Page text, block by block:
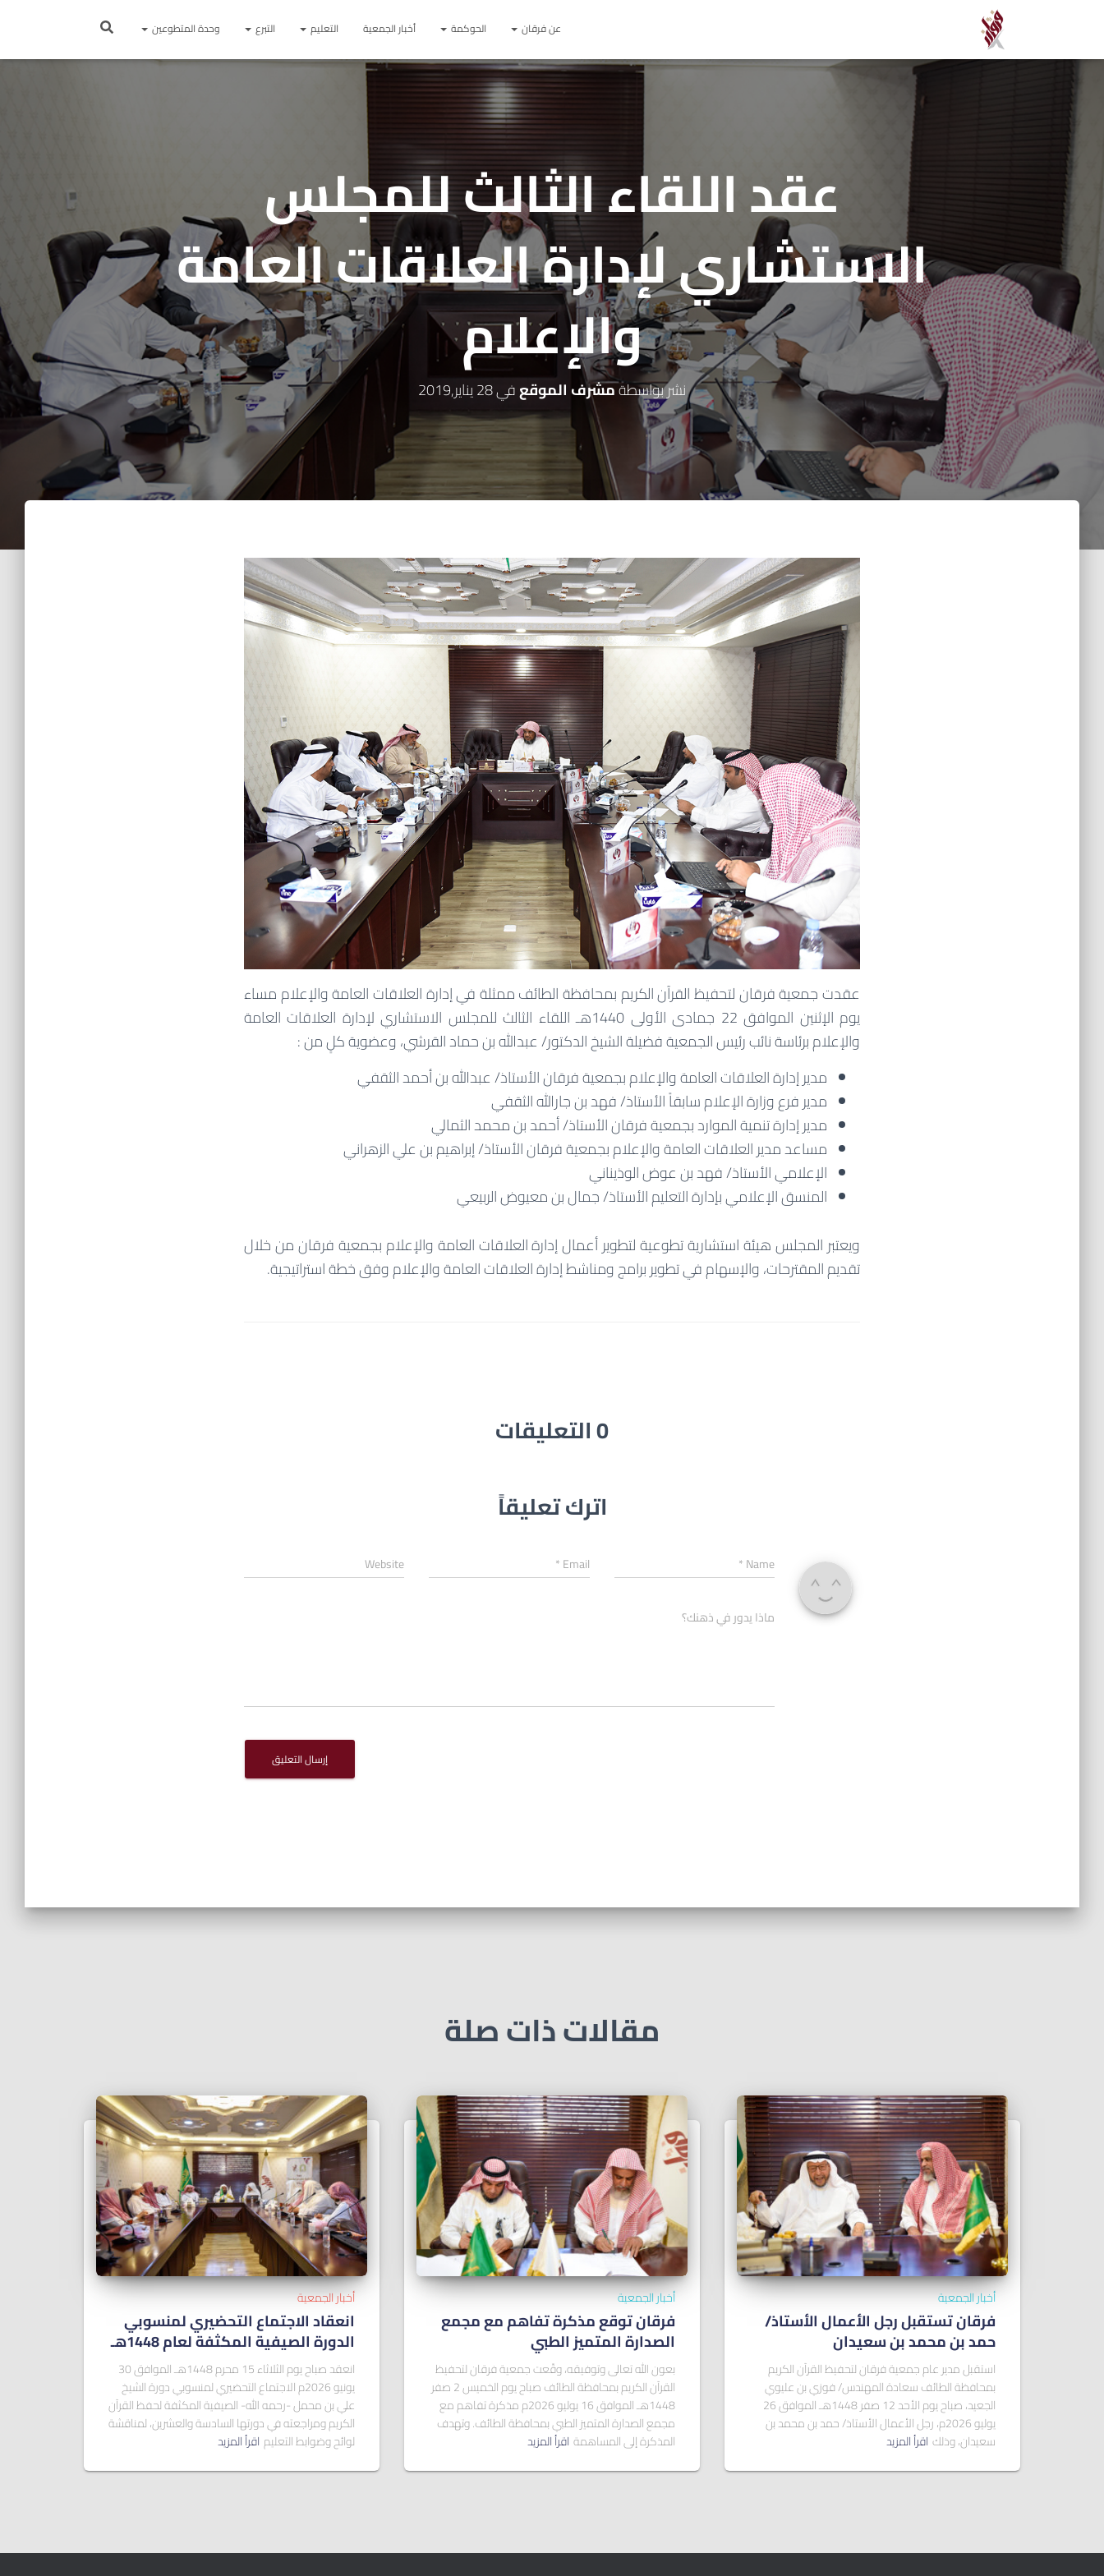
عن فرقان الحوكمة أخبار الجمعية التعليم التبرع وحدة المتطوعين
عقد اللقاء الثالث للمجلس
الاستشاري لإدارة العلاقات العامة
والإعلام
نشر بواسطةمشرف الموقعفي28 يناير,2019
عقدت جمعية فرقان لتحفيظ القرآن الكريم بمحافظة الطائف ممثلة في إدارة العلاقات العامة والإعلام مساء
يوم الإثنين الموافق 22 جمادى الأولى 1440هـ اللقاء الثالث للمجلس الاستشاري لإدارة العلاقات العامة
والإعلام برئاسة نائب رئيس الجمعية فضيلة الشيخ الدكتور/ عبدالله بن حماد القرشي، وعضوية كلٍ من :
مدير إدارة العلاقات العامة والإعلام بجمعية فرقان الأستاذ/ عبدالله بن أحمد الثقفي
مدير فرع وزارة الإعلام سابقاً الأستاذ/ فهد بن جارالله الثقفي
مدير إدارة تنمية الموارد بجمعية فرقان الأستاذ/ أحمد بن محمد الثمالي
مساعد مدير العلاقات العامة والإعلام بجمعية فرقان الأستاذ/ إبراهيم بن علي الزهراني
الإعلامي الأستاذ/ فهد بن عوض الوذيناني
المنسق الإعلامي بإدارة التعليم الأستاذ/ جمال بن معيوض الربيعي
ويعتبر المجلس هيئة استشارية تطوعية لتطوير أعمال إدارة العلاقات العامة والإعلام بجمعية فرقان من خلال
تقديم المقترحات، والإسهام في تطوير برامج ومناشط إدارة العلاقات العامة والإعلام وفق خطة استراتيجية.
0 التعليقات
اترك تعليقاً
Name
*
Email
*
Website
ماذا يدور في ذهنك؟
مقالات ذات صلة
أخبار الجمعية
فرقان تستقبل رجل الأعمال الأستاذ/
ﺣﻤﺪ ﺑﻦ ﻣﺤﻤﺪ ﺑﻦ ﺳﻌﻴﺪان
استقبل مدير عام جمعية فرقان لتحفيظ القرآن الكريم
بمحافظة الطائف سعادة المهندس/ فوزي بن عليوي
الجعيد، صباح يوم الأحد 12 صفر 1448هـ الموافق 26
يوليو 2026م، رجل الأعمال الأستاذ/ حمد بن محمد بن
سعيدان، وذلك اقرأ المزيد
أخبار الجمعية
فرقان توقع مذكرة تفاهم مع مجمع
الصدارة المتميز الطبي
بعون الله تعالى وتوفيقه، وقّعت جمعية فرقان لتحفيظ
القرآن الكريم بمحافظة الطائف صباح يوم الخميس 2 صفر
1448هـ الموافق 16 يوليو 2026م مذكرة تفاهم مع
مجمع الصدارة المتميز الطبي بمحافظة الطائف. وتهدف
المذكرة إلى المساهمة اقرأ المزيد
أخبار الجمعية
انعقاد الاجتماع التحضيري لمنسوبي
الدورة الصيفية المكثفة لعام 1448هـ
انعقد صباح يوم الثلاثاء 15 محرم 1448هـ الموافق 30
يونيو 2026م الاجتماع التحضيري لمنسوبي دورة الشيخ
علي بن محمل -رحمه الله- الصيفية المكثفة لحفظ القرآن
الكريم ومراجعته في دورتها السادسة والعشرين، لمناقشة
لوائح وضوابط التعليم اقرأ المزيد